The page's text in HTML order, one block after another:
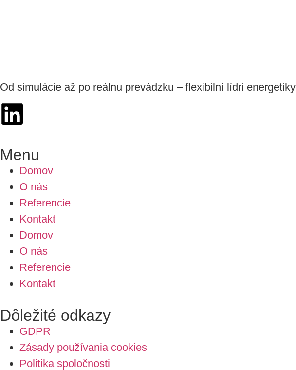
Od simulácie až po reálnu prevádzku – flexibilní lídri energetiky
Menu
Domov
O nás
Referencie
Kontakt
Domov
O nás
Referencie
Kontakt
Dôležité odkazy
GDPR
Zásady používania cookies
Politika spoločnosti